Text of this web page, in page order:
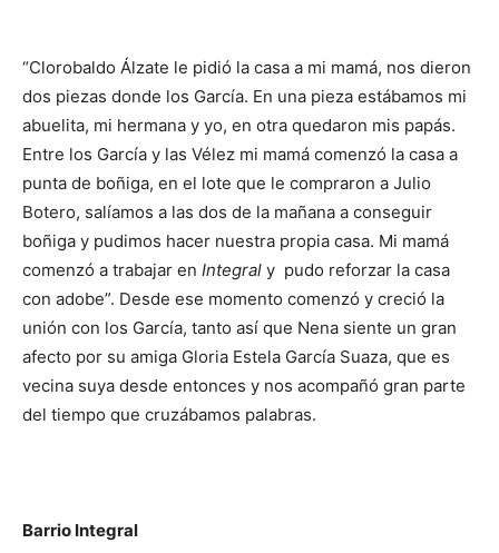
“Clorobaldo Álzate le pidió la casa a mi mamá, nos dieron
dos piezas donde los García. En una pieza estábamos mi
abuelita, mi hermana y yo, en otra quedaron mis papás.
Entre los García y las Vélez mi mamá comenzó la casa a
punta de boñiga, en el lote que le compraron a Julio
Botero, salíamos a las dos de la mañana a conseguir
boñiga y pudimos hacer nuestra propia casa. Mi mamá
comenzó a trabajar en Integral y pudo reforzar la casa
con adobe”. Desde ese momento comenzó y creció la
unión con los García, tanto así que Nena siente un gran
afecto por su amiga Gloria Estela García Suaza, que es
vecina suya desde entonces y nos acompañó gran parte
del tiempo que cruzábamos palabras.
Barrio Integral